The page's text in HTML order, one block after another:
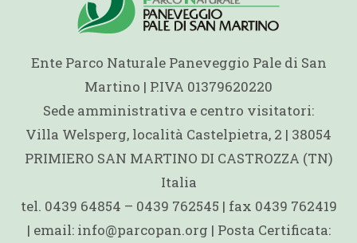
Ente Parco Naturale Paneveggio Pale di San
Martino | P.IVA 01379620220
Sede amministrativa e centro visitatori:
Villa Welsperg, località Castelpietra, 2 | 38054
PRIMIERO SAN MARTINO DI CASTROZZA (TN)
Italia
tel. 0439 64854 – 0439 762545 | fax 0439 762419
| email: info@parcopan.org | Posta Certificata: